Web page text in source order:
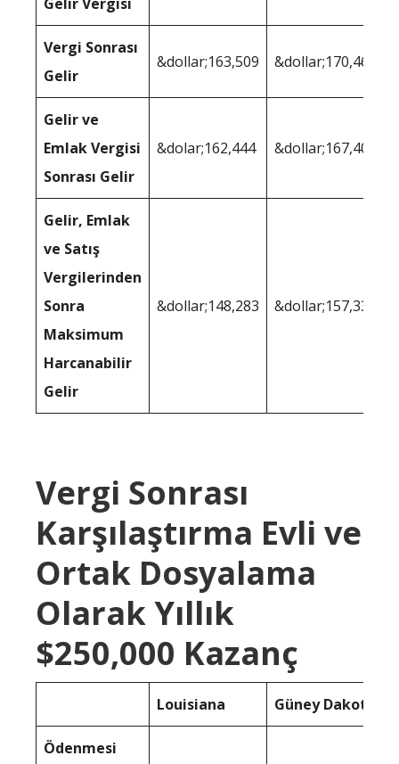
Vergi Sonrası
Gelir
&dollar;163,509 &dollar;170,464
Gelir ve
Emlak Vergisi
Sonrası Gelir
&dolar;162,444 &dollar;167,407
Gelir, Emlak
ve Satış
Vergilerinden
Sonra
Maksimum
Harcanabilir
Gelir
&dollar;148,283 &dollar;157,337
Vergi Sonrası
Karşılaştırma Evli ve
Ortak Dosyalama
Olarak Yıllık
$250,000 Kazanç
Louisiana Güney Dakota
Ödenmesi